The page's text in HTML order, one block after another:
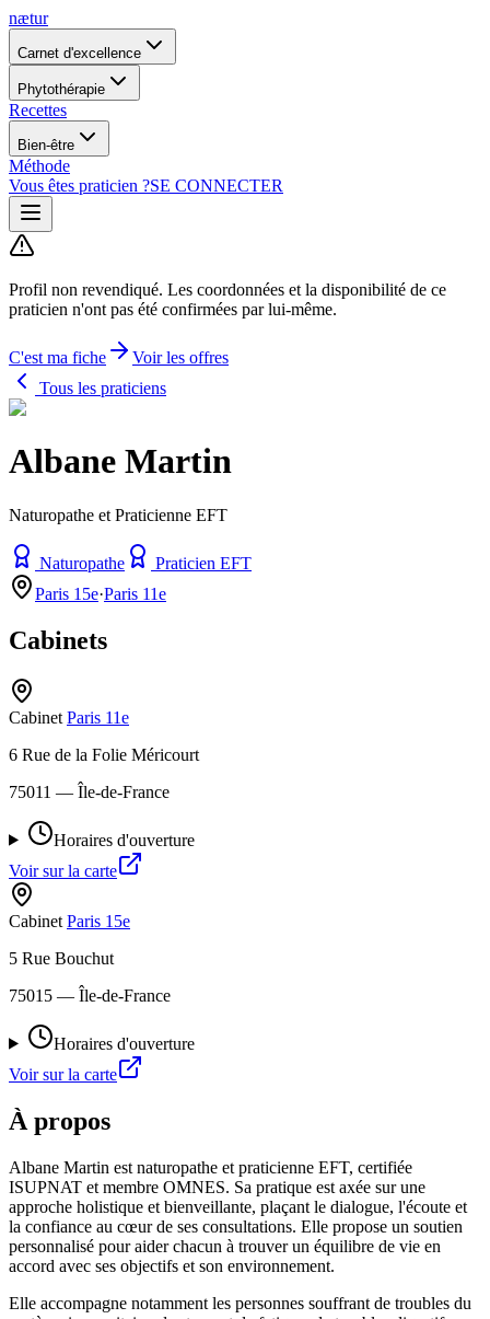
nætur
Carnet d'excellence
Phytothérapie
Recettes
Bien-être
Méthode
Vous êtes praticien ?SE CONNECTER
Profil non revendiqué. Les coordonnées et la disponibilité de ce
praticien n'ont pas été confirmées par lui-même.
C'est ma fiche
Voir les offres
Tous les praticiens
Albane Martin
Naturopathe et Praticienne EFT
Naturopathe
Praticien EFT
Paris 15e·Paris 11e
Cabinets
Cabinet Paris 11e
6 Rue de la Folie Méricourt
75011 — Île-de-France
Horaires d'ouverture
Voir sur la carte
Cabinet Paris 15e
5 Rue Bouchut
75015 — Île-de-France
Horaires d'ouverture
Voir sur la carte
À propos
Albane Martin est naturopathe et praticienne EFT, certifiée
ISUPNAT et membre OMNES. Sa pratique est axée sur une
approche holistique et bienveillante, plaçant le dialogue, l'écoute et
la confiance au cœur de ses consultations. Elle propose un soutien
personnalisé pour aider chacun à trouver un équilibre de vie en
accord avec ses objectifs et son environnement.
Elle accompagne notamment les personnes souffrant de troubles du